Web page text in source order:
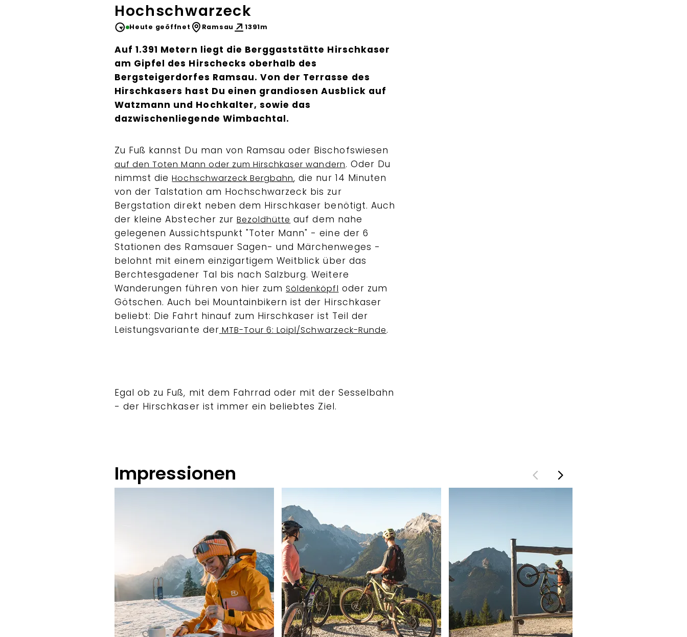
Hochschwarzeck
Heute geöffnet Ramsau 1391m
Auf 1.391 Metern liegt die Berggaststätte Hirschkaser
am Gipfel des Hirschecks oberhalb des
Bergsteigerdorfes Ramsau. Von der Terrasse des
Hirschkasers hast Du einen grandiosen Ausblick auf
Watzmann und Hochkalter, sowie das
dazwischenliegende Wimbachtal.
Zu Fuß kannst Du man von Ramsau oder Bischofswiesen
auf den Toten Mann oder zum Hirschkaser wandern. Oder Du
nimmst dieHochschwarzeck Bergbahn, die nur 14 Minuten
von der Talstation am Hochschwarzeck bis zur
Bergstation direkt neben dem Hirschkaser benötigt. Auch
der kleine Abstecher zur Bezoldhütte auf dem nahe
gelegenen Aussichtspunkt "Toter Mann" - eine der 6
Stationen des Ramsauer Sagen- und Märchenweges -
belohnt mit einem einzigartigem Weitblick über das
Berchtesgadener Tal bis nach Salzburg. Weitere
Wanderungen führen von hier zumSöldenköpfl oder zum
Götschen. Auch bei Mountainbikern ist der Hirschkaser
beliebt: Die Fahrt hinauf zum Hirschkaser ist Teil der
Leistungsvariante der MTB-Tour 6: Loipl/Schwarzeck-Runde.
Egal ob zu Fuß, mit dem Fahrrad oder mit der Sesselbahn
- der Hirschkaser ist immer ein beliebtes Ziel.
Impressionen